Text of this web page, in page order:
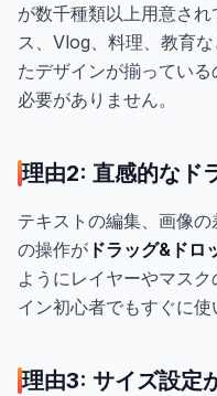
が数千種類以上用意さ
ス、Vlog、料理、教育
たデザインが揃ってい
必要がありません。
理由2: 直感的なド
テキストの編集、画像
の操作が ドラッグ&ドロ
ようにレイヤーやマス
イン初心者でもすぐに使
理由3: サイズ設定